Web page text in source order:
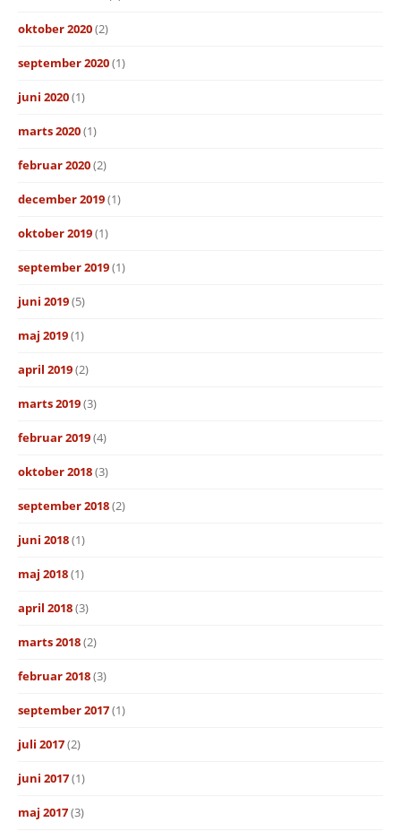
oktober 2020(2)
september 2020(1)
juni 2020(1)
marts 2020(1)
februar 2020(2)
december 2019(1)
oktober 2019(1)
september 2019(1)
juni 2019(5)
maj 2019(1)
april 2019(2)
marts 2019(3)
februar 2019(4)
oktober 2018(3)
september 2018(2)
juni 2018(1)
maj 2018(1)
april 2018(3)
marts 2018(2)
februar 2018(3)
september 2017(1)
juli 2017(2)
juni 2017(1)
maj 2017(3)